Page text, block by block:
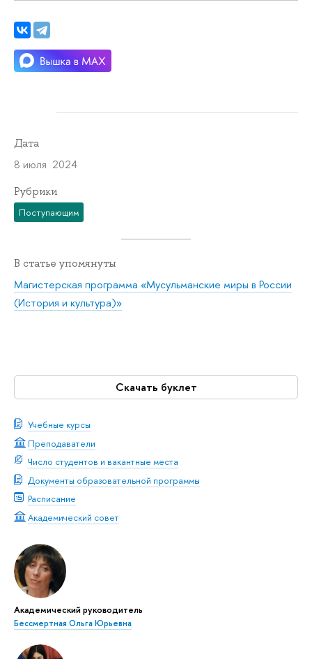
Скачать буклет
Учебные курсы
Преподаватели
Число студентов и вакантные места
Документы образовательной программы
Расписание
Академический совет
Академический руководитель
Бессмертная Ольга Юрьевна
Дата
8 июля 2024
Рубрики
Поступающим
В статье упомянуты
Магистерская программа «Мусульманские миры в России
(История и культура)»